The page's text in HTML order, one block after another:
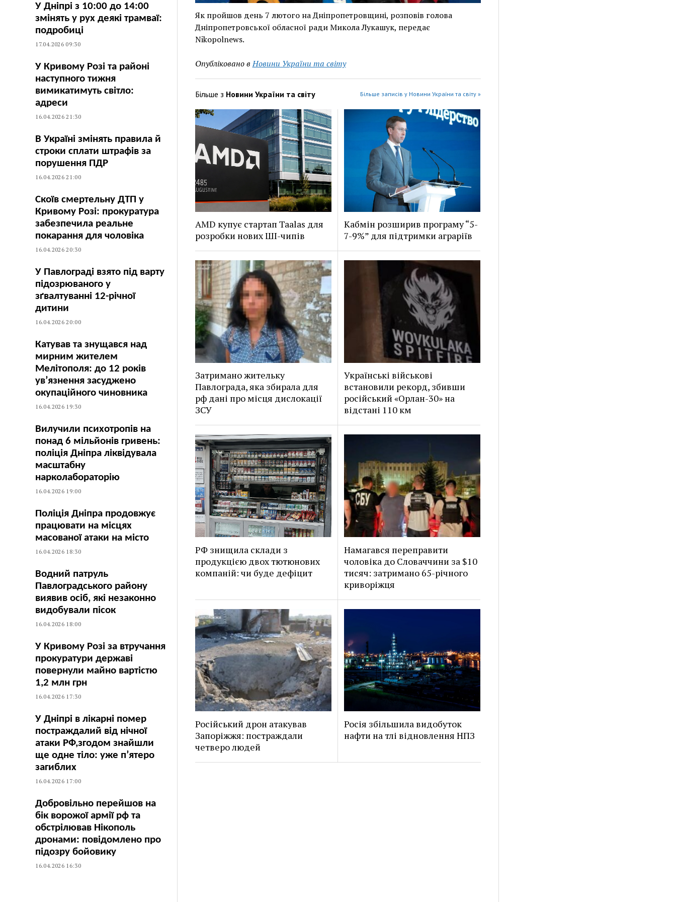
У Дніпрі з 10:00 до 14:00
змінять у рух деякі трамваї:
подробиці
17.04.2026 09:30
У Кривому Розі та районі
наступного тижня
вимикатимуть світло:
адреси
16.04.2026 21:30
В Україні змінять правила й
строки сплати штрафів за
порушення ПДР
16.04.2026 21:00
Скоїв смертельну ДТП у
Кривому Розі: прокуратура
забезпечила реальне
покарання для чоловіка
16.04.2026 20:30
У Павлограді взято під варту
підозрюваного у
зґвалтуванні 12-річної
дитини
16.04.2026 20:00
Катував та знущався над
мирним жителем
Мелітополя: до 12 років
ув’язнення засуджено
окупаційного чиновника
16.04.2026 19:30
Вилучили психотропів на
понад 6 мільйонів гривень:
поліція Дніпра ліквідувала
масштабну
нарколабораторію
16.04.2026 19:00
Поліція Дніпра продовжує
працювати на місцях
масованої атаки на місто
16.04.2026 18:30
Водний патруль
Павлоградського району
виявив осіб, які незаконно
видобували пісок
16.04.2026 18:00
У Кривому Розі за втручання
прокуратури державі
повернули майно вартістю
1,2 млн грн
16.04.2026 17:30
У Дніпрі в лікарні помер
постраждалий від нічної
атаки РФ,згодом знайшли
ще одне тіло: уже п’ятеро
загиблих
16.04.2026 17:00
Добровільно перейшов на
бік ворожої армії рф та
обстрілював Нікополь
дронами: повідомлено про
підозру бойовику
16.04.2026 16:30
Як пройшов день 7 лютого на Дніпропетровщині, розповів голова
Дніпропетровської обласної ради Микола Лукашук, передає
Nikopolnews.
Опубліковано в Новини України та світу
Більше з Новини України та світу Більше записів у Новини України та світу »
AMD купує стартап Taalas для
розробки нових ШІ-чипів
Кабмін розширив програму “5-
7-9%” для підтримки аграріїв
Затримано жительку
Павлограда, яка збирала для
рф дані про місця дислокації
ЗСУ
Українські військові
встановили рекорд, збивши
російський «Орлан-30» на
відстані 110 км
РФ знищила склади з
продукцією двох тютюнових
компаній: чи буде дефіцит
Намагався переправити
чоловіка до Словаччини за $10
тисяч: затримано 65-річного
криворіжця
Російський дрон атакував
Запоріжжя: постраждали
четверо людей
Росія збільшила видобуток
нафти на тлі відновлення НПЗ